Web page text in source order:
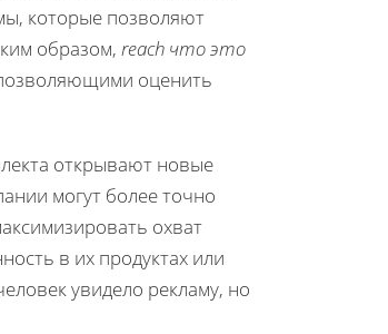
которые позволяют
образом, reach что это
оценить
открывают новые
могут более точно
охват
в их продуктах или
увидело рекламу, но